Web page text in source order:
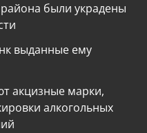
были украдены
выданные ему
акцизные марки,
алкогольных